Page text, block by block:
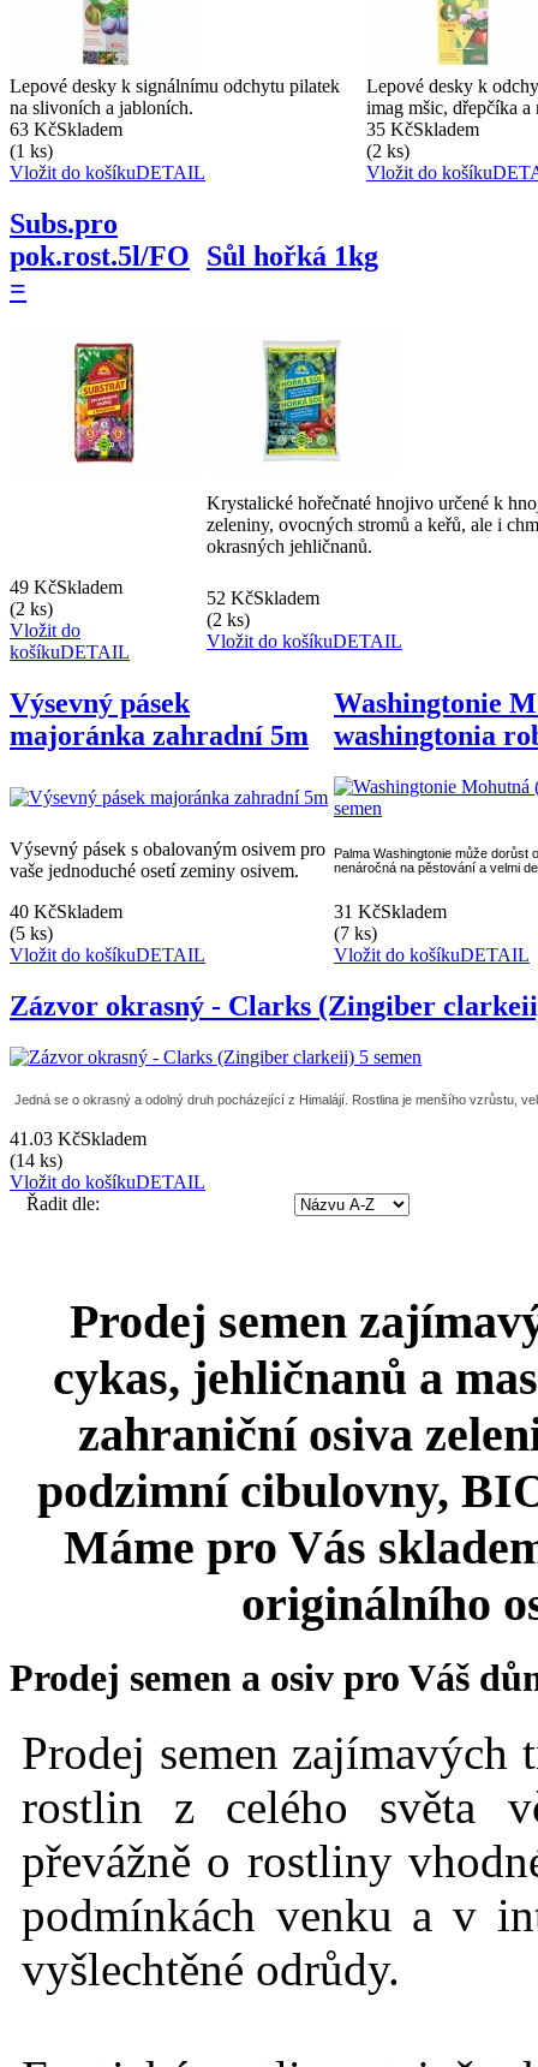
Lepové desky k signálnímu odchytu pilatek
na slivoních a jabloních.
Lepové desky k
imag mšic, dřepčíka a
63 KčSkladem
(1 ks)
Vložit do košíkuDETAIL
35 KčSkladem
(2 ks)
Vložit do košíku
Subs.pro
pok.rost.5l/FO
=
Sůl hořká 1kg
Krystalické hořečnaté hnojivo určené k
zeleniny, ovocných stromů a keřů, ale i
okrasných jehličnanů.
49 KčSkladem
(2 ks)
Vložit do
košíkuDETAIL
52 KčSkladem
(2 ks)
Vložit do košíkuDETAIL
Výsevný pásek
majoránka zahradní 5m
Washingtonie
washingtonia
Výsevný pásek s obalovaným osivem pro
vaše jednoduché osetí zeminy osivem.
Palma Washingtonie může dorůst
nenáročná na pěstování a velmi
40 KčSkladem
(5 ks)
Vložit do košíkuDETAIL
31 KčSkladem
(7 ks)
Vložit do košíkuDETAIL
Zázvor okrasný - Clarks (Zingiber
Jedná se o okrasný a odolný druh pocházející z Himalájí. Rostlina je menšího vzrůstu,
41.03 KčSkladem
(14 ks)
Vložit do košíkuDETAIL
Řadit dle:
Prodej semen
cykas, jehličnanů a
zahraniční osiva
podzimní cibulovny,
Máme pro Vás
originálního
Prodej semen a osiv pro Váš
Prodej semen
rostlin z celého světa
převážně o rostliny
podmínkách venku a v
vyšlechtěné odrůdy.